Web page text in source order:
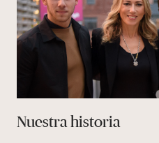
Nuestra historia